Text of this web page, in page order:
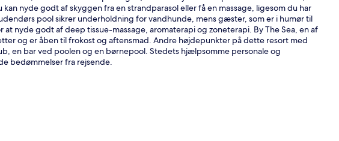
40-tommers
nyde godt af skyggen fra en strandparasol eller få en massage, ligesom du har
pool sikrer underholdning for vandhunde, mens gæster, som er i humør til
nyde godt af deep tissue-massage, aromaterapi og zoneterapi. By The Sea, en af
og er åben til frokost og aftensmad. Andre højdepunkter på dette resort med
en bar ved poolen og en børnepool. Stedets hjælpsomme personale og
bedømmelser fra rejsende.